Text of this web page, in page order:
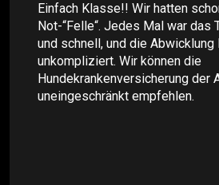
Einfach Klasse!! Wir hatten
Not-“Felle“. Jedes Mal war das
und schnell, und die
unkompliziert. Wir können die
Hundekrankenversicherung der
uneingeschränkt empfehlen.